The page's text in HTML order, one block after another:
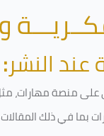
عند النشر:
مهارات، مثل
في ذلك المقالات